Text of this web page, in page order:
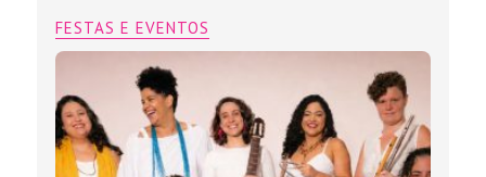
FESTAS E EVENTOS